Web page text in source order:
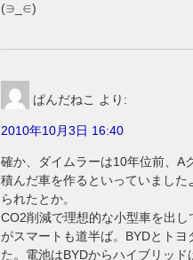
(∋_∈)
ぱんだねこ より:
2010年10月3日 16:40
確か、ダイムラーは10年位前、A
積んだ車を作るといっていまし
られたとか。
CO2削減で理想的な小型車を出
がスマートも道半ば。BYDとト
た。電池はBYDからハイブリッ